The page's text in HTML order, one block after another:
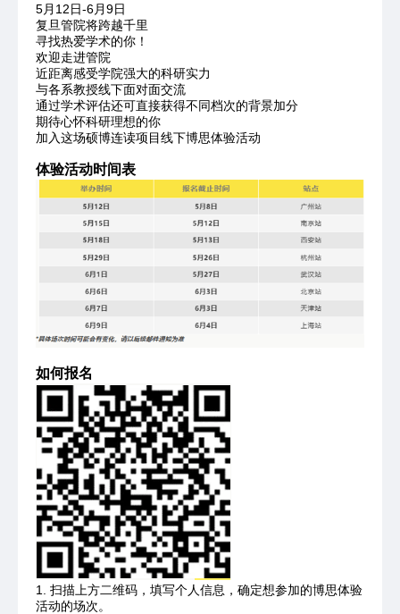
5月12日-6月9日
复旦管院将跨越千里
寻找热爱学术的你！
欢迎走进管院
近距离感受学院强大的科研实力
与各系教授线下面对面交流
通过学术评估还可直接获得不同档次的背景加分
期待心怀科研理想的你
加入这场硕博连读项目线下博思体验活动
体验活动时间表
如何报名
1. 扫描上方二维码，填写个人信息，确定想参加的博思体验
活动的场次。